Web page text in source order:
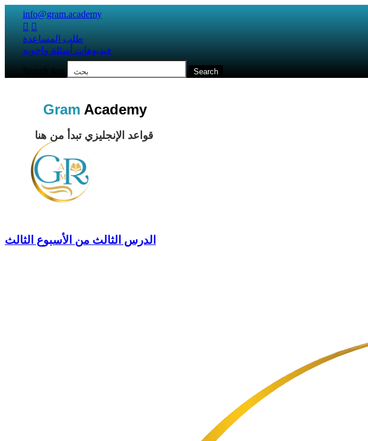
info@gram.academy
 
طلب المساعدة
فيديوهات أسئلة واجوبه
Search for:
Gram Academy
قواعد الإنجليزي تبدأ من هنا
الدرس الثالث من الأسبوع الثالث